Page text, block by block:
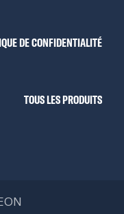
DE CONFIDENTIALITÉ
TOUS LES PRODUITS